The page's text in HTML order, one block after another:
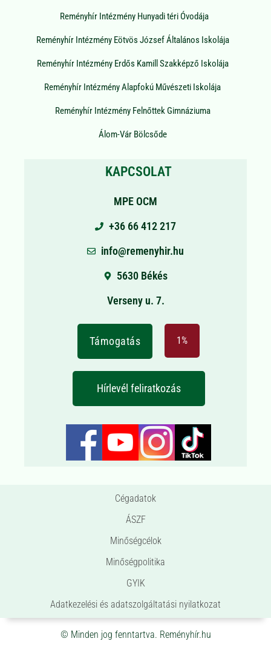
Reményhír Intézmény Hunyadi téri Óvodája
Reményhír Intézmény Eötvös József Általános Iskolája
Reményhír Intézmény Erdős Kamill Szakképző Iskolája
Reményhír Intézmény Alapfokú Művészeti Iskolája
Reményhír Intézmény Felnőttek Gimnáziuma
Álom-Vár Bölcsőde
KAPCSOLAT
MPE OCM
+36 66 412 217
info@remenyhir.hu
5630 Békés
Verseny u. 7.
Támogatás 1%
Hírlevél feliratkozás
Cégadatok
ÁSZF
Minőségcélok
Minőségpolitika
GYIK
Adatkezelési és adatszolgáltatási nyilatkozat
© Minden jog fenntartva. Reményhír.hu